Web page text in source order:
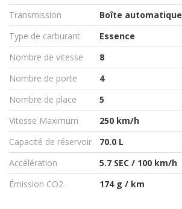
Transmission
Boîte automatique
Type de carburant
Essence
Nombre de vitesse
8
Nombre de porte
4
Nombre de place
5
Vitesse Maximum
250 km/h
Capacité de réservoir
70.0 L
Accélération
5.7 SEC / 100 km/h
Émission CO2
174 g / km